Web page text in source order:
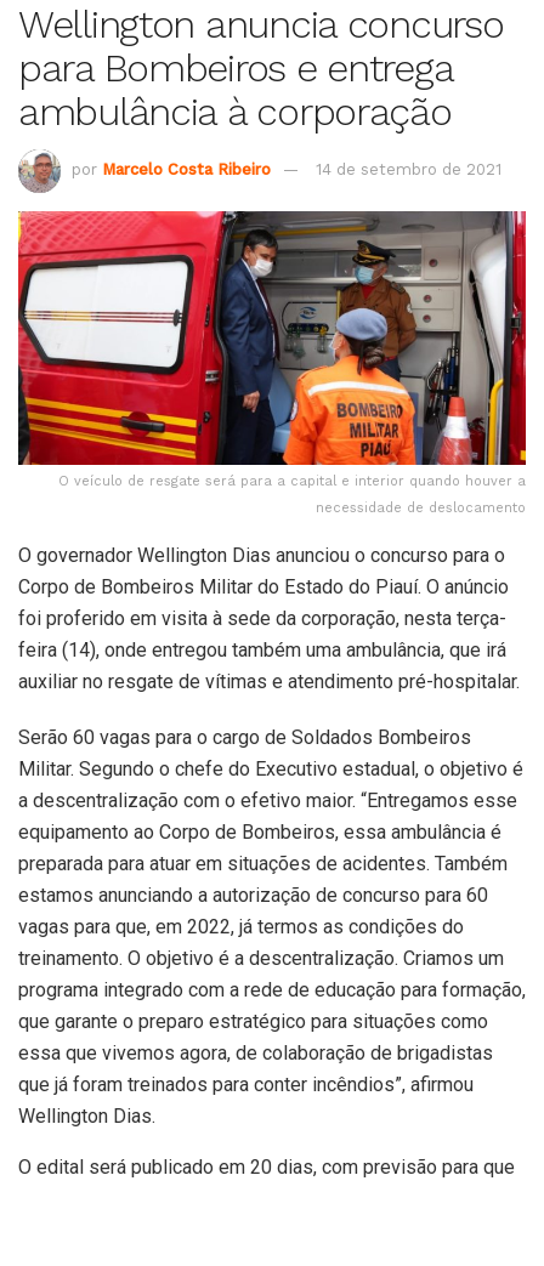
Wellington anuncia concurso
para Bombeiros e entrega
ambulância à corporação
por Marcelo Costa Ribeiro 14 de setembro de 2021
O veículo de resgate será para a capital e interior quando houver a
necessidade de deslocamento
O governador Wellington Dias anunciou o concurso para o
Corpo de Bombeiros Militar do Estado do Piauí. O anúncio
foi proferido em visita à sede da corporação, nesta terça-
feira (14), onde entregou também uma ambulância, que irá
auxiliar no resgate de vítimas e atendimento pré-hospitalar.
Serão 60 vagas para o cargo de Soldados Bombeiros
Militar. Segundo o chefe do Executivo estadual, o objetivo é
a descentralização com o efetivo maior. “Entregamos esse
equipamento ao Corpo de Bombeiros, essa ambulância é
preparada para atuar em situações de acidentes. Também
estamos anunciando a autorização de concurso para 60
vagas para que, em 2022, já termos as condições do
treinamento. O objetivo é a descentralização. Criamos um
programa integrado com a rede de educação para formação,
que garante o preparo estratégico para situações como
essa que vivemos agora, de colaboração de brigadistas
que já foram treinados para conter incêndios”, afirmou
Wellington Dias.
O edital será publicado em 20 dias, com previsão para que